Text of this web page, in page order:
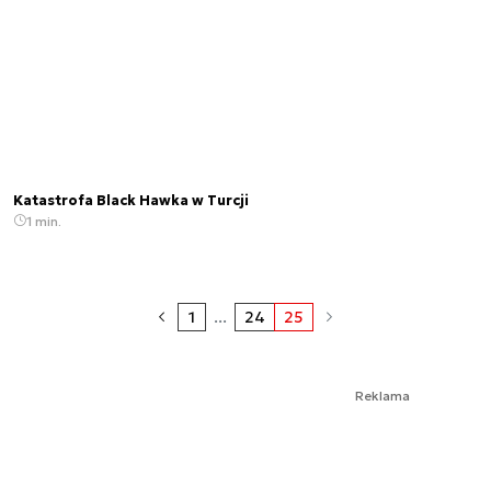
Katastrofa Black Hawka w Turcji
1 min.
1 ... 24 25
Reklama